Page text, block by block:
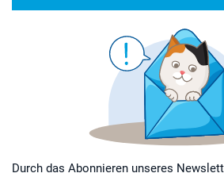
Durch das Abonnieren unseres